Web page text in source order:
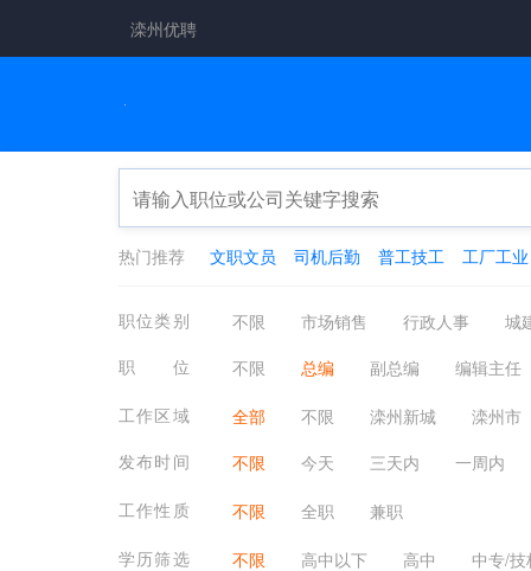
滦州优聘
热门推荐 文职文员 司机后勤 普工技工 工厂工业
职位类别 不限 市场销售 行政人事 城
工厂工业
餐饮休闲 金融保险
职位
不限 总编 副总编 编辑主任
工作区域
全部 不限 滦州新城 滦州市
小马庄镇
响嘡街道 古马镇
发布时间
不限 今天 三天内 一周内
工作性质
不限 全职
兼职
学历筛选
不限 高中以下 高中 中专/技